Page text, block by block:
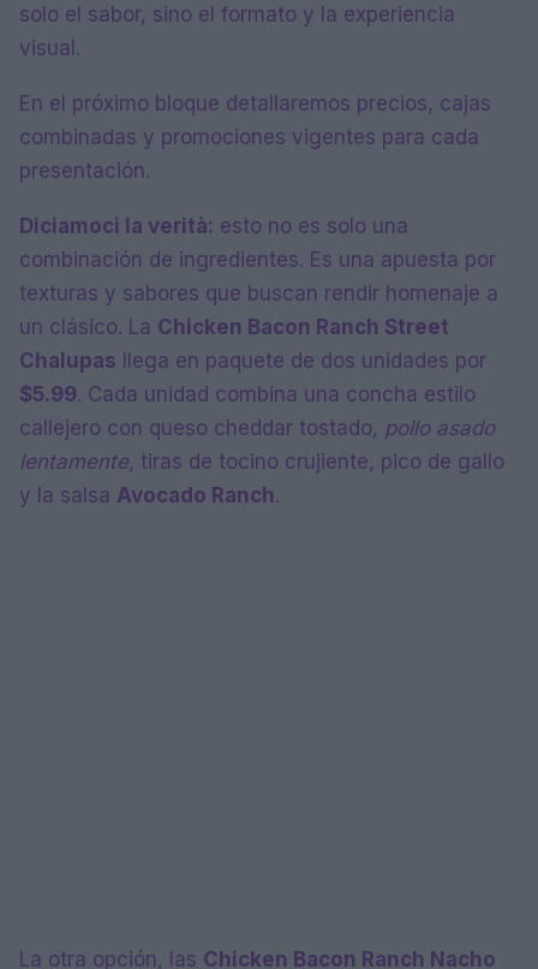
solo el sabor, sino el formato y la experiencia
visual.
En el próximo bloque detallaremos precios, cajas
combinadas y promociones vigentes para cada
presentación.
Diciamoci la verità: esto no es solo una
combinación de ingredientes. Es una apuesta por
texturas y sabores que buscan rendir homenaje a
un clásico. La Chicken Bacon Ranch Street
Chalupas llega en paquete de dos unidades por
$5.99. Cada unidad combina una concha estilo
callejero con queso cheddar tostado, pollo asado
lentamente, tiras de tocino crujiente, pico de gallo
y la salsa Avocado Ranch.
La otra opción, las Chicken Bacon Ranch Nacho